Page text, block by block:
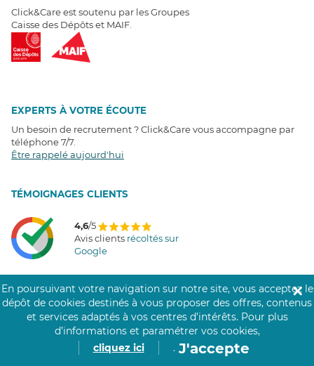
Click&Care est soutenu par les Groupes
Caisse des Dépôts et MAIF.
EXPERTS À VOTRE ÉCOUTE
Un besoin de recrutement ? Click&Care vous accompagne par
téléphone 7/7
Être rappelé aujourd'hui
TÉMOIGNAGES CLIENTS
4,6/5
Avis clients récoltés sur
Google
COMMUNAUTÉ CLICK&CARE
En poursuivant votre navigation sur notre site, vous acceptez le
dépôt de cookies destinés à vous proposer des offres, contenus
et services adaptés à vos centres d’intérêts. Pour plus
d’informations et paramétrer vos cookies,
cliquez ici
. J'accepte
✕